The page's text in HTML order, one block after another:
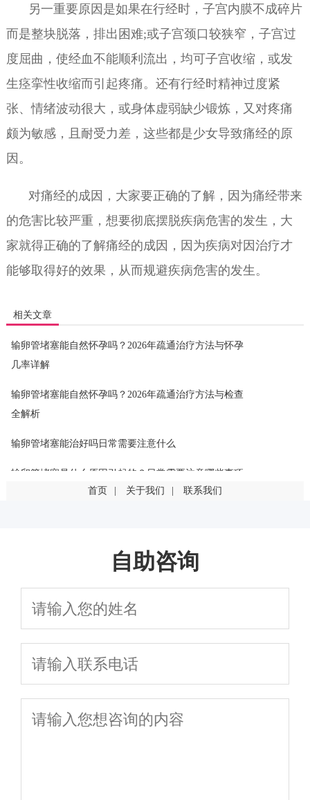
另一重要原因是如果在行经时，子宫内膜不成碎片
而是整块脱落，排出困难;或子宫颈口较狭窄，子宫过
度屈曲，使经血不能顺利流出，均可子宫收缩，或发
生痉挛性收缩而引起疼痛。还有行经时精神过度紧
张、情绪波动很大，或身体虚弱缺少锻炼，又对疼痛
颇为敏感，且耐受力差，这些都是少女导致痛经的原
因。
对痛经的成因，大家要正确的了解，因为痛经带来
的危害比较严重，想要彻底摆脱疾病危害的发生，大
家就得正确的了解痛经的成因，因为疾病对因治疗才
能够取得好的效果，从而规避疾病危害的发生。
相关文章
输卵管堵塞能自然怀孕吗？2026年疏通治疗方法与怀孕
几率详解
输卵管堵塞能自然怀孕吗？2026年疏通治疗方法与检查
全解析
输卵管堵塞能治好吗日常需要注意什么
输卵管堵塞是什么原因引起的？日常需要注意哪些事项
首页 关于我们 联系我们
自助咨询